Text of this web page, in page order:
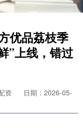
优品荔枝季
”上线，错过
资
日期：2026-05-